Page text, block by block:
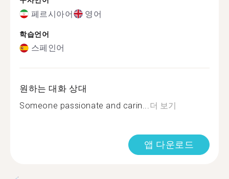
페르시아어 영어
학습언어
스페인어
원하는 대화 상대
Someone passionate and carin...더 보기
앱 다운로드